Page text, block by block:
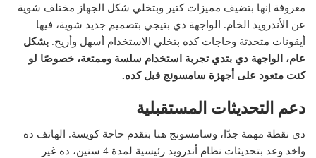
معروفة إنها بتضيف مميزات كتير وبتخلي شكل الجهاز مختلف شوية
عن الأندرويد الخام. الواجهة دي بتيجي بتصميم جديد شوية، فيها
أيقونات متحدثة وحاجات كده بتخلي الاستخدام أسهل وأريح. بشكل
عام، الواجهة دي بتدي تجربة استخدام سلسة وممتعة، خصوصًا لو
كنت متعود على أجهزة سامسونج قبل كده.
دعم التحديثات المستقبلية
دي نقطة مهمة جدًا، وسامسونج هنا بتقدم حاجة كويسة. الهاتف ده
واخد وعد بتحديثات نظام أندرويد رئيسية لمدة 4 سنين، ده غير